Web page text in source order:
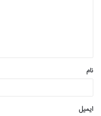
*
نام
ایمیل